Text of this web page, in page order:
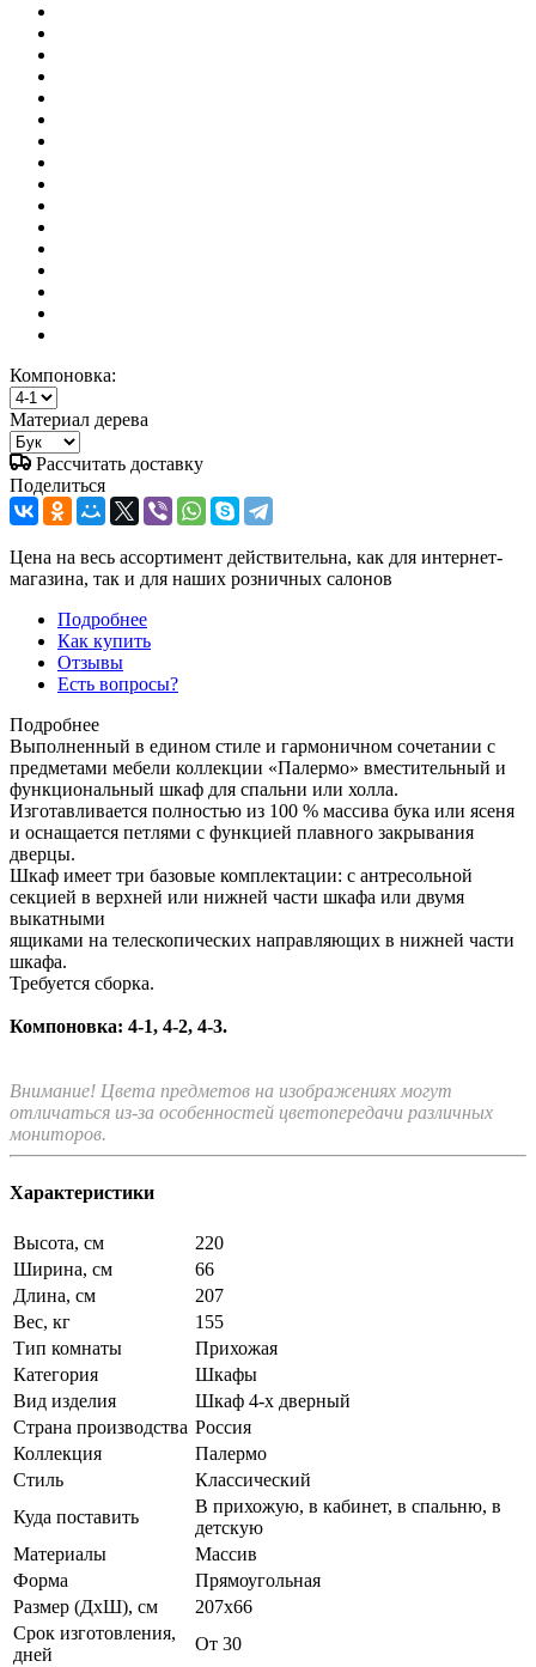
Компоновка:
Материал дерева
Рассчитать доставку
Поделиться
Цена на весь ассортимент действительна, как для интернет-
магазина, так и для наших розничных салонов
Подробнее
Как купить
Отзывы
Есть вопросы?
Подробнее
Выполненный в едином стиле и гармоничном сочетании с
предметами мебели коллекции «Палермо» вместительный и
функциональный шкаф для спальни или холла.
Изготавливается полностью из 100 % массива бука или ясеня
и оснащается петлями с функцией плавного закрывания
дверцы.
Шкаф имеет три базовые комплектации: c антресольной
секцией в верхней или нижней части шкафа или двумя
выкатными
ящиками на телескопических направляющих в нижней части
шкафа.
Требуется сборка.
Компоновка: 4-1, 4-2, 4-3.
Внимание! Цвета предметов на изображениях могут
отличаться из-за особенностей цветопередачи различных
мониторов.
Характеристики
Высота, см
220
Ширина, см
66
Длина, см
207
Вес, кг
155
Тип комнаты
Прихожая
Категория
Шкафы
Вид изделия
Шкаф 4-х дверный
Страна производства Россия
Коллекция
Палермо
Стиль
Классический
Куда поставить
В прихожую, в кабинет, в спальню, в
детскую
Материалы
Массив
Форма
Прямоугольная
Размер (ДхШ), см
207х66
Срок изготовления,
дней
От 30